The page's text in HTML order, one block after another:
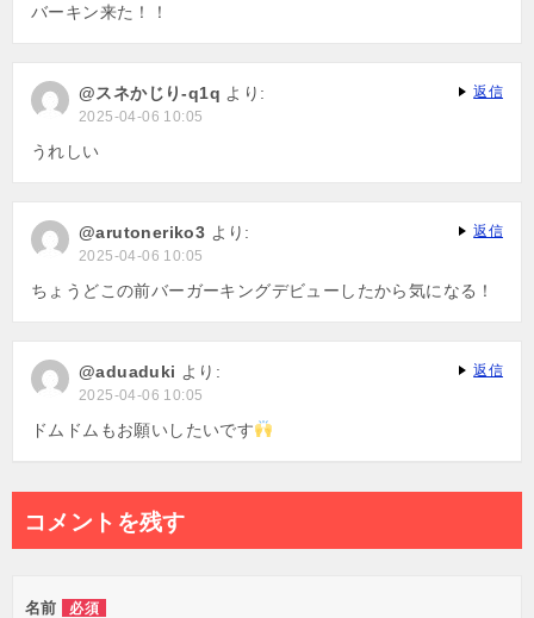
バーキン来た！！
@スネかじり-q1q より:
2025-04-06 10:05
うれしい
返信
@arutoneriko3 より:
2025-04-06 10:05
ちょうどこの前バーガーキングデビューしたから気になる！
返信
@aduaduki より:
2025-04-06 10:05
ドムドムもお願いしたいです
返信
コメントを残す
名前 必須